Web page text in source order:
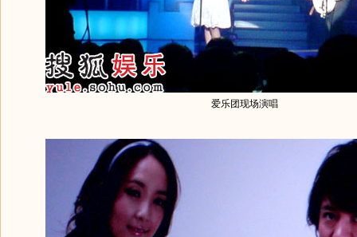
爱乐团现场演唱